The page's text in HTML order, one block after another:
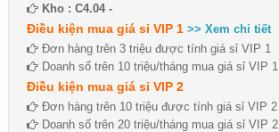
Kho : C4.04 -
Điều kiện mua giá sỉ VIP 1 >> Xem chi tiết
Đơn hàng trên 3 triệu được tính giá sỉ VIP 1
Doanh số trên 10 triệu/tháng mua giá sỉ VIP 1
Điều kiện mua giá sỉ VIP 2
Đơn hàng trên 10 triệu được tính giá sỉ VIP 2
Doanh số trên 20 triệu/tháng mua giá sỉ VIP 2